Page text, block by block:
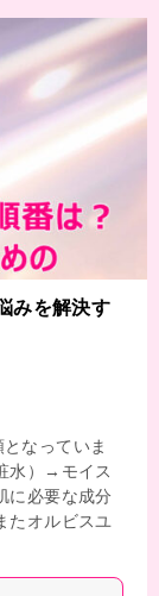
みを解決す
なっていま
水）→モイス
に必要な成分
たオルビスユ